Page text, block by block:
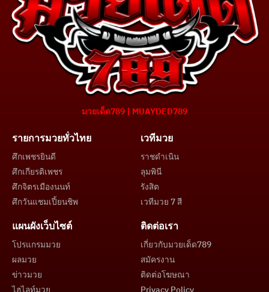
มวยเด็ด789 | MUAYDED789
รายการมวยทั่วไทย
ศึกเพชรยินดี
ศึกเกียรติเพชร
ศึกจิตรเมืองนนท์
ศึกวันแชมเปี้ยนชิพ
เวทีมวย
ราชดำเนิน
ลุมพินี
รังสิต
เวทีมวย 7 สี
แผนผังเว็บไซต์
โปรแกรมมวย
ผลมวย
ข่าวมวย
ติดต่อเรา
เกี่ยวกับมวยเด็ด789
สมัครงาน
ติดต่อโฆษณา